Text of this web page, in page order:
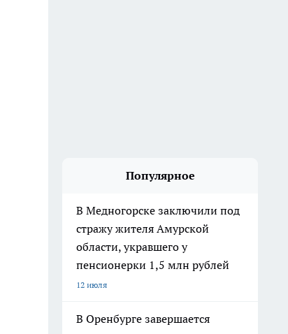
Популярное
В Медногорске заключили под
стражу жителя Амурской
области, укравшего у
пенсионерки 1,5 млн рублей
12 июля
В Оренбурге завершается